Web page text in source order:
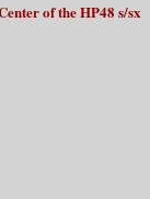
of the HP48 s/sx